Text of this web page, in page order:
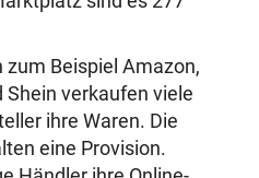
Beispiel Amazon,
Shein verkaufen viele
ihre Waren. Die
eine Provision.